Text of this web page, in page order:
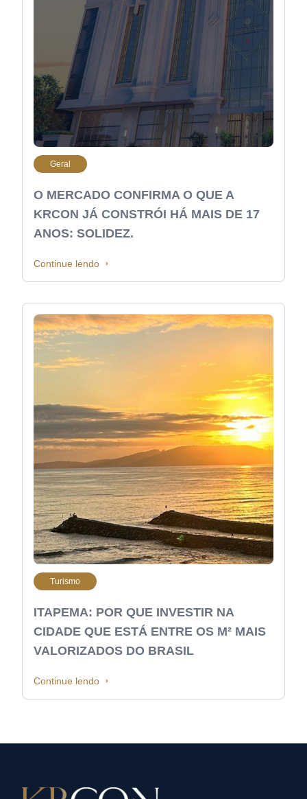
Geral
O MERCADO CONFIRMA O QUE A
KRCON JÁ CONSTRÓI HÁ MAIS DE 17
ANOS: SOLIDEZ.
Continue lendo
Turismo
ITAPEMA: POR QUE INVESTIR NA
CIDADE QUE ESTÁ ENTRE OS M² MAIS
VALORIZADOS DO BRASIL
Continue lendo